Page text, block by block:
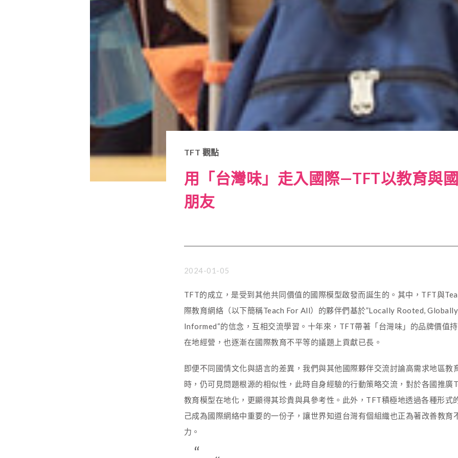
TFT 觀點
用「台灣味」走入國際—TFT以教育與
朋友
2024-01-05
TFT的成立，是受到其他共同價值的國際模型啟發而誕生的。其中，TFT與
際教育網絡（以下簡稱Teach For All）的夥伴們基於”Locally Rooted, Globally
Informed“的信念，互相交流學習。十年來，TFT帶著「台灣味」的品牌價值
在地經營，也逐漸在國際教育不平等的議題上貢獻已長。
即便不同國情文化與語言的差異，我們與其他國際夥伴交流討論高需求地區教
時，仍可見問題根源的相似性，此時自身經驗的行動策略交流，對於各國推廣
教育模型在地化，更顯得其珍貴與具參考性。此外，TFT積極地透過各種形式
己成為國際網絡中重要的一份子，讓世界知道台灣有個組織也正為著改善教育
力。